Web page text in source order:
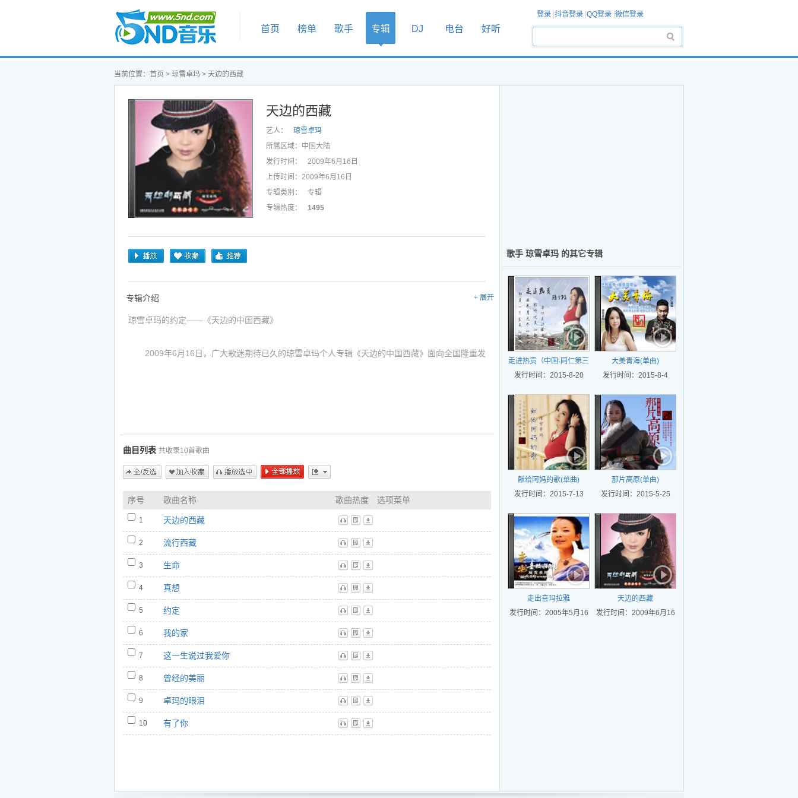
首页
首页 榜单 歌手 专辑 DJ 电台 好听
登录 抖音登录 QQ登录 微信登录
当前位置： 首页 > 琼雪卓玛 > 天边的西藏
天边的西藏
艺人：
琼雪卓玛
所属区域： 中国大陆
发行时间：
2009年6月16日
上传时间： 2009年6月16日
专辑类别：
专辑
专辑热度：
1495
专辑介绍 + 展开
琼雪卓玛的约定——《天边的中国西藏》
2009年6月16日，广大歌迷期待已久的琼雪卓玛个人专辑《天边的中国西藏》面向全国隆重发
“宝剑锋从磨砺出，梅花香自苦寒来”，这张专辑无论是在作词、曲风、录音，还是在歌手造型、编
导、整个MV的选景、拍摄及后期制作上都倾注了所有参与人员和爱琴海公司海量的投入，因此本
张专辑也可谓是公司近一年来投入人力、物力与精力最多，精心打造的新民族音乐精品，相信一定
如果你喜欢琼雪卓玛的专辑《天边的西藏》里的歌曲，可以把下面的歌曲连接发给你的朋友:
1.天边的西藏 - 琼雪卓玛
https://www.5nd.com/ting/305392.html
2.流行西藏 - 琼雪卓玛
https://www.5nd.com/ting/305393.html
3.生命 - 琼雪卓玛
4.真想 - 琼雪卓玛
https://www.5nd.com/ting/305395.html
5.约定 - 琼雪卓玛
6.我的家 - 琼雪卓玛
https://www.5nd.com/ting/305397.html
7.这一生说过我爱你 - 琼雪卓玛
曲目列表 共收录10首歌曲
序号 歌曲名称 歌曲热度 选项菜单
1 天边的西藏
听 歌
下
2
流行西藏
听 歌
下
3
生命
听 歌
下
4
真想
听 歌
下
5
约定
听 歌
下
6
我的家
听 歌
下
7
这一生说过我爱你
听 歌
下
8
曾经的美丽
听 歌
下
9
卓玛的眼泪
听 歌
下
10
有了你
听 歌 下
歌手 琼雪卓玛 的其它专辑
走进热贡（中国·同仁第三
届热贡文化旅游节主题
发行时间：2015-8-20
大美青海(单曲)
发行时间：2015-8-4
献给阿妈的歌(单曲)
发行时间：2015-7-13
那片高原(单曲)
发行时间：2015-5-25
走出喜玛拉雅
发行时间：2005年5月16
天边的西藏
发行时间：2009年6月16